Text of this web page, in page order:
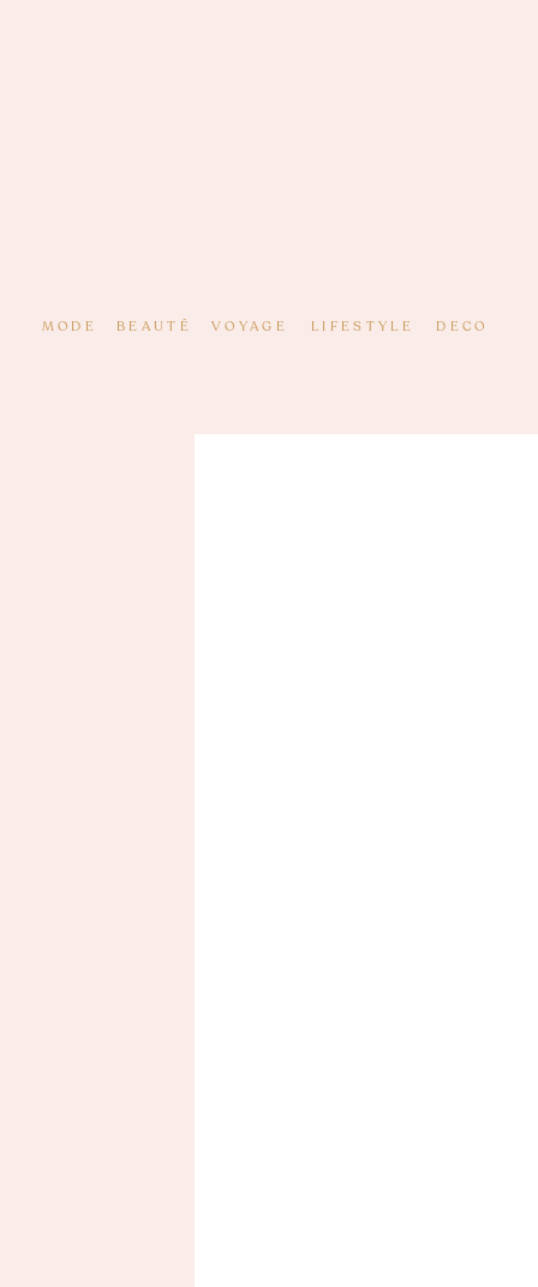
DECO
LIFESTYLE
VOYAGE
BEAUTÉ
MODE